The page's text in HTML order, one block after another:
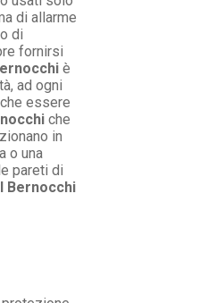
di allarme
di
fornirsi
è
ad ogni
essere
che
in
o una
pareti di
Bernocchi